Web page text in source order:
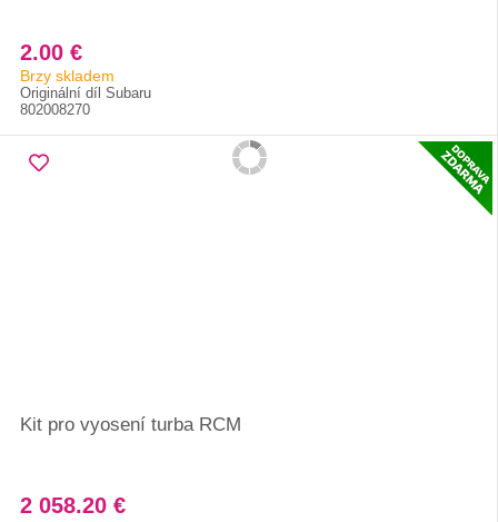
2.00 €
Brzy skladem
Originální díl Subaru
802008270
Kit pro vyosení turba RCM
2 058.20 €